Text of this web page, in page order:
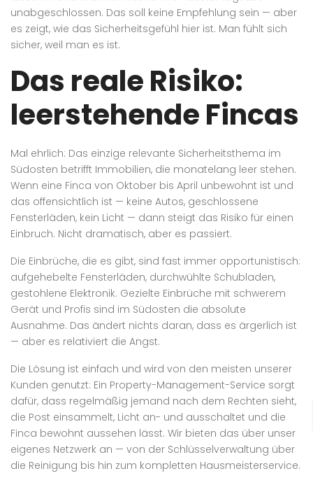
unabgeschlossen. Das soll keine Empfehlung sein — aber
es zeigt, wie das Sicherheitsgefühl hier ist. Man fühlt sich
sicher, weil man es ist.
Das reale Risiko:
leerstehende Fincas
Mal ehrlich: Das einzige relevante Sicherheitsthema im
Südosten betrifft Immobilien, die monatelang leer stehen.
Wenn eine Finca von Oktober bis April unbewohnt ist und
das offensichtlich ist — keine Autos, geschlossene
Fensterläden, kein Licht — dann steigt das Risiko für einen
Einbruch. Nicht dramatisch, aber es passiert.
Die Einbrüche, die es gibt, sind fast immer opportunistisch:
aufgehebelte Fensterläden, durchwühlte Schubladen,
gestohlene Elektronik. Gezielte Einbrüche mit schwerem
Gerät und Profis sind im Südosten die absolute
Ausnahme. Das ändert nichts daran, dass es ärgerlich ist
— aber es relativiert die Angst.
Die Lösung ist einfach und wird von den meisten unserer
Kunden genutzt: Ein Property-Management-Service sorgt
dafür, dass regelmäßig jemand nach dem Rechten sieht,
die Post einsammelt, Licht an- und ausschaltet und die
Finca bewohnt aussehen lässt. Wir bieten das über unser
eigenes Netzwerk an — von der Schlüsselverwaltung über
die Reinigung bis hin zum kompletten Hausmeisterservice.